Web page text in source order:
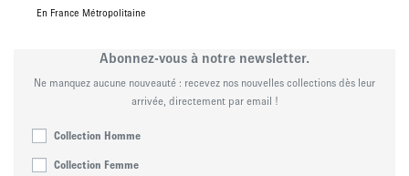
En France Métropolitaine
Abonnez-vous à notre newsletter.
Ne manquez aucune nouveauté : recevez nos nouvelles collections dès leur
arrivée, directement par email !
Collection Homme
Collection Femme